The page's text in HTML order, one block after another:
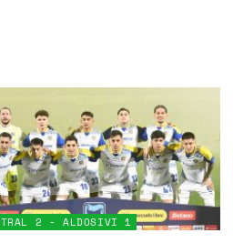
2 - ALDOSIVI 1